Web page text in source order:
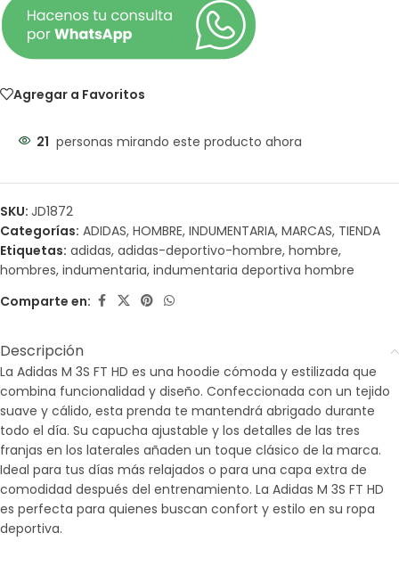
Agregar a Favoritos
21 personas mirando este producto ahora
SKU: JD1872
Categorías: ADIDAS, HOMBRE, INDUMENTARIA, MARCAS, TIENDA
Etiquetas: adidas, adidas-deportivo-hombre, hombre,
hombres, indumentaria, indumentaria deportiva hombre
Comparte en:
Descripción
La Adidas M 3S FT HD es una hoodie cómoda y estilizada que
combina funcionalidad y diseño. Confeccionada con un tejido
suave y cálido, esta prenda te mantendrá abrigado durante
todo el día. Su capucha ajustable y los detalles de las tres
franjas en los laterales añaden un toque clásico de la marca.
Ideal para tus días más relajados o para una capa extra de
comodidad después del entrenamiento. La Adidas M 3S FT HD
es perfecta para quienes buscan confort y estilo en su ropa
deportiva.